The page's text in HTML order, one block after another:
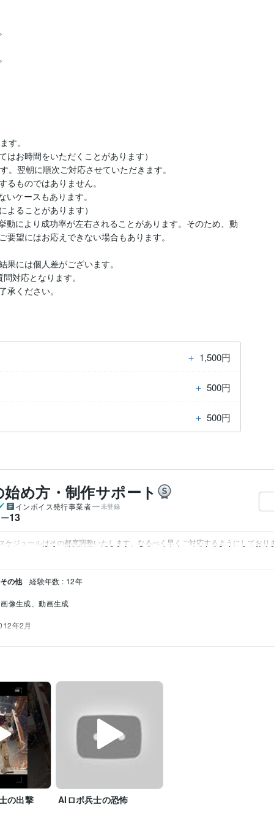
す。
はお時間をいただくことがあります）
。翌朝に順次ご対応させていただきます。
るものではありません。
いケースもあります。
よることがあります）
動により成功率が左右されることがあります。そのため、動
望にはお応えできない場合もあります。
果には個人差がございます。
対応となります。
承ください。
＋ 1,500円
＋ 500円
＋ 500円
め方・制作サポート
インボイス発行事業者 未登録
13
ケジュールはその都度調整いたします。なるべく早くご対応するようにしておりま
の他 経験年数 : 12年
画像生成、動画生成
年2月
の出撃 AIロボ兵士の恐怖